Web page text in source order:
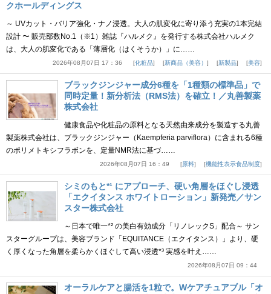
クホールディングス
～ UVカット・バリア強化・ナノ浸透。大人の肌変化に寄り添う充実の1本完結
設計 〜 販売部数No.1（※1）雑誌『ハルメク』を発行する株式会社ハルメク
は、大人の肌変化である「薄層化（はくそうか）」に……
2026年08月07日 17：36 化粧品 新商品（美容） 新製品 美容
ブラックジンジャー成分6種を「1種類の標準品」で
同時定量！新分析法（RMS法）を確立！／丸善製薬
株式会社
健康食品や化粧品の原料となる天然由来成分を製造する丸善
製薬株式会社は、ブラックジンジャー（Kaempferia parviflora）に含まれる6種
のポリメトキシフラボンを、定量NMR法に基づ……
2026年08月07日 16：49 原料 機能性表示食品制度
シミのもと*¹ にアプローチ、硬い角層をほぐし浸透
「エクイタンス ホワイトローション」新発売／サン
スター株式会社
～日本で唯一*² の美白有効成分「リノレックS」配合～ サン
スターグループは、美容ブランド「EQUITANCE（エクイタンス）」より、硬
く厚くなった角層を柔らかくほぐして高い浸透*³ 実感を叶え……
2026年08月07日 09：44
オーラルケアと腸活を1粒で。Wケアチュアブル「オ